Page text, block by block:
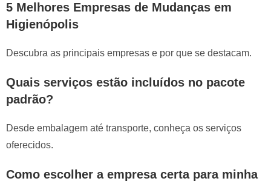
5 Melhores Empresas de Mudanças em
Higienópolis
Descubra as principais empresas e por que se destacam.
Quais serviços estão incluídos no pacote
padrão?
Desde embalagem até transporte, conheça os serviços
oferecidos.
Como escolher a empresa certa para minha